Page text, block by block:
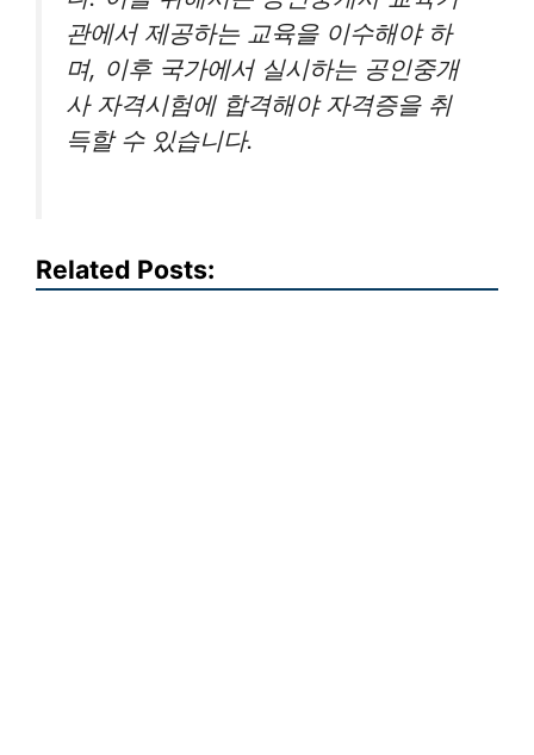
관에서 제공하는 교육을 이수해야 하
며, 이후 국가에서 실시하는 공인중개
사 자격시험에 합격해야 자격증을 취
득할 수 있습니다.
Related Posts: